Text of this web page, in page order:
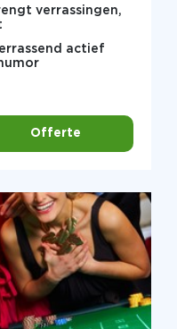
verrassingen,
actief
Offerte